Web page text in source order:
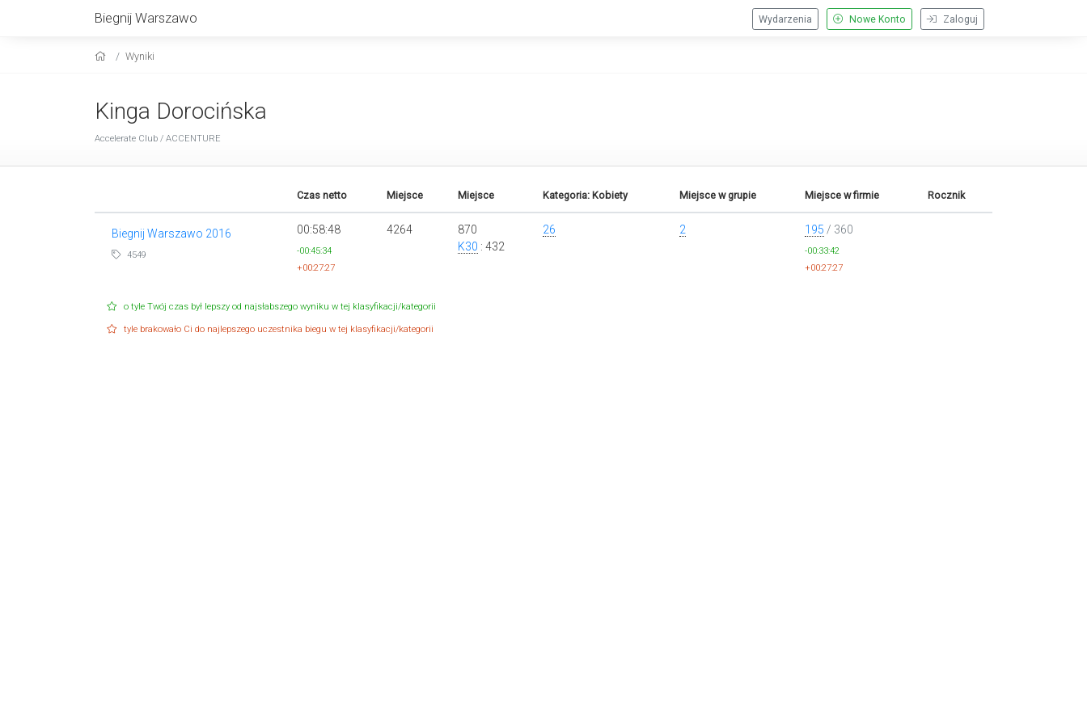
Biegnij Warszawo Zaloguj
Nowe Konto
Wydarzenia
Wyniki
Kinga Dorocińska
Accelerate Club / ACCENTURE
Czas netto Miejsce Miejsce Kategoria: Kobiety Miejsce w grupie Miejsce w firmie Rocznik
Biegnij Warszawo 2016
4549
00:58:48
-00:45:34
+00:27:27
4264
870
K30 : 432
26 2 195 / 360
-00:33:42
+00:27:27
o tyle Twój czas był lepszy od najsłabszego wyniku w tej klasyfikacji/kategorii
tyle brakowało Ci do najlepszego uczestnika biegu w tej klasyfikacji/kategorii